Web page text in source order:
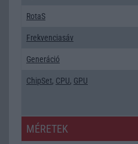
RotaS
Frekvenciasáv
Generáció
ChipSet, CPU, GPU
MÉRETEK